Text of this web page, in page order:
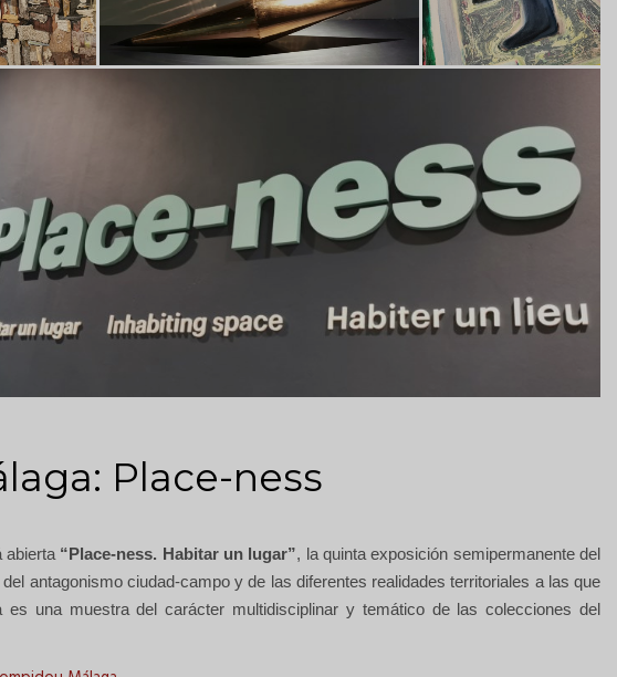
Place-ness
abierta “Place-ness. Habitar un lugar”, la quinta exposición semipermanente del
antagonismo ciudad-campo y de las diferentes realidades territoriales a las que
una muestra del carácter multidisciplinar y temático de las colecciones del